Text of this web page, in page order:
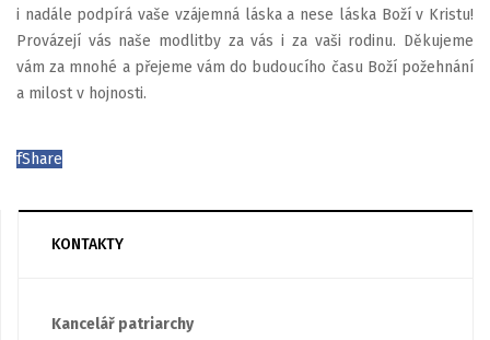
i nadále podpírá vaše vzájemná láska a nese láska Boží v Kristu!
Provázejí vás naše modlitby za vás i za vaši rodinu. Děkujeme
vám za mnohé a přejeme vám do budoucího času Boží požehnání
a milost v hojnosti.
fShare
KONTAKTY
Kancelář patriarchy